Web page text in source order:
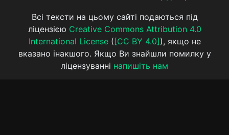
Всі тексти на цьому сайті подаються під
ліцензією Creative Commons Attribution 4.0
International License( [CC BY 4.0] ), якщо не
вказано інакшого. Якщо Ви знайшли помилку у
ліцензуванні напишіть нам